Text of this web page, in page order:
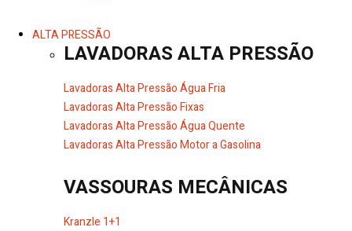
ALTA PRESSÃO
LAVADORAS ALTA PRESSÃO
Lavadoras Alta Pressão Água Fria
Lavadoras Alta Pressão Fixas
Lavadoras Alta Pressão Água Quente
Lavadoras Alta Pressão Motor a Gasolina
VASSOURAS MECÂNICAS
Kranzle 1+1